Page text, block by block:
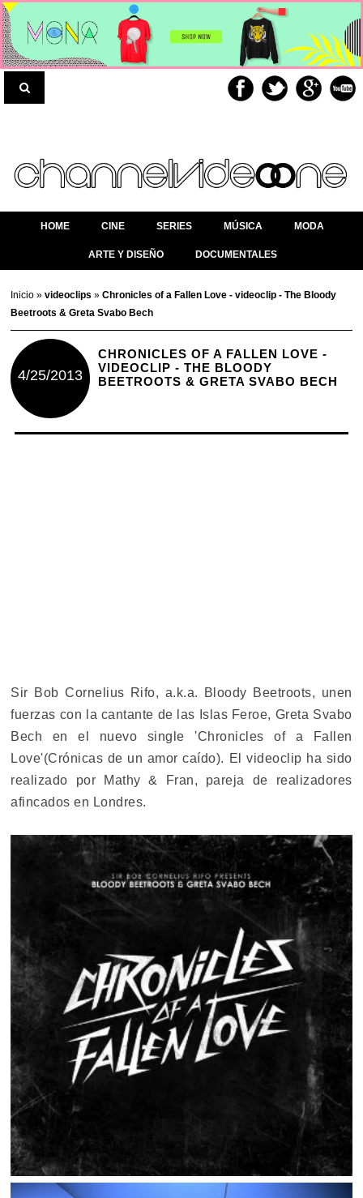
HOME CINE SERIES MÚSICA MODA
ARTE Y DISEÑO DOCUMENTALES
Inicio»videoclips»Chronicles of a Fallen Love - videoclip - The Bloody
Beetroots & Greta Svabo Bech
4/25/2013
CHRONICLES OF A FALLEN LOVE -
VIDEOCLIP - THE BLOODY
BEETROOTS & GRETA SVABO BECH
Sir Bob Cornelius Rifo, a.k.a. Bloody Beetroots, unen
fuerzas con la cantante de las Islas Feroe, Greta Svabo
Bech en el nuevo single 'Chronicles of a Fallen
Love'(Crónicas de un amor caído). El videoclip ha sido
realizado por Mathy & Fran, pareja de realizadores
afincados en Londres.